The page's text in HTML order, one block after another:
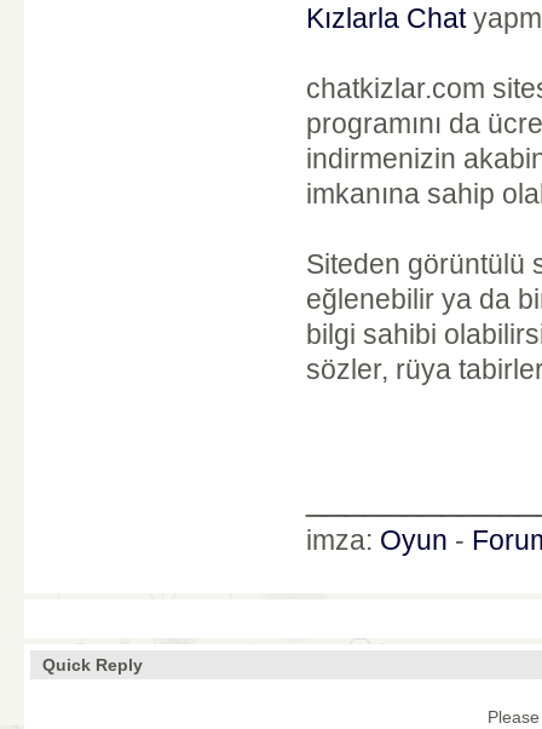
Kızlarla Chat
chatkizlar.com
programını da
indirmenizin
imkanına sahip
Siteden görüntülü
eğlenebilir ya da
bilgi sahibi
sözler, rüya
imza: Oyun -
Quick Reply